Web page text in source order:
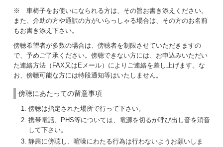
※ 車椅子をお使いになられる方は、その旨お書き添えください。
また、介助の方や通訳の方がいらっしゃる場合は、その方のお名前
もお書き添え下さい。
傍聴希望者が多数の場合は、傍聴者を制限させていただきますの
で、予めご了承ください。傍聴できない方には、お申込みいただい
た連絡方法（FAX又はEメール）によりご連絡を差し上げます。な
お、傍聴可能な方には特段通知等はいたしません。
傍聴にあたっての留意事項
傍聴は指定された場所で行って下さい。
携帯電話、PHS等については、電源を切るか呼び出し音を消音
して下さい。
静粛に傍聴し、喧噪にわたる行為は行わないようお願いしま